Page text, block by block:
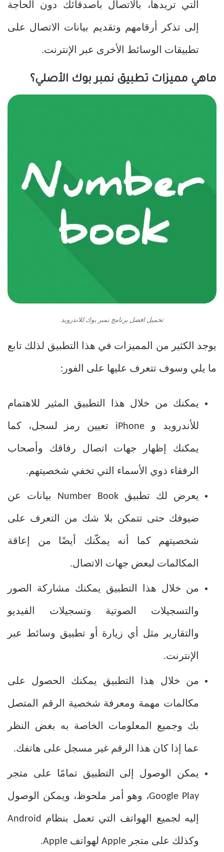
التي تريدها، بالاتصال بأصدقائك دون الحاجة
إلى تذكر أرقامهم وتقديم بيانات الاتصال على
تطبيقات الوسائط الأخرى عبر الإنترنت.
ماهي مميزات تطبيق نمبر بوك الأصلي؟
تحميل افضل برنامج نمبر بوك للاندرويد
يوجد الكثير من المميزات في هذا التطبيق لذلك تابع
ما يلي وسوف تتعرف عليها على الفور:
يمكنك من خلال هذا التطبيق المثير للاهتمام
للأندرويد و iPhone تعيين رمز لسجل، كما
يمكنك إظهار جهات اتصال رفاقك وأصحاب
الرفقاء ذوي الأسماء التي تخفي شخصيتهم.
يعرض لك تطبيق Number Book بيانات عن
ضيوفك حتى تتمكن بلا شك من التعرف على
شخصيتهم كما أنه يمكّنك أيضًا من إعاقة
المكالمات لبعض جهات الاتصال.
من خلال هذا التطبيق يمكنك مشاركة الصور
والتسجيلات الصوتية وتسجيلات الفيديو
والتقارير مثل أي زيارة أو تطبيق وسائط عبر
الإنترنت.
من خلال هذا التطبيق يمكنك الحصول على
مكالمات مهمة ومعرفة شخصية الرقم المتصل
بك وجميع المعلومات الخاصة به بغض النظر
عما إذا كان هذا الرقم غير مسجل على هاتفك.
يمكن الوصول إلى التطبيق تمامًا على متجر
Google Play، وهو أمر ملحوظ، ويمكن الوصول
إليه لجميع الهواتف التي تعمل بنظام Android
وكذلك على متجر Apple لهواتف Apple.